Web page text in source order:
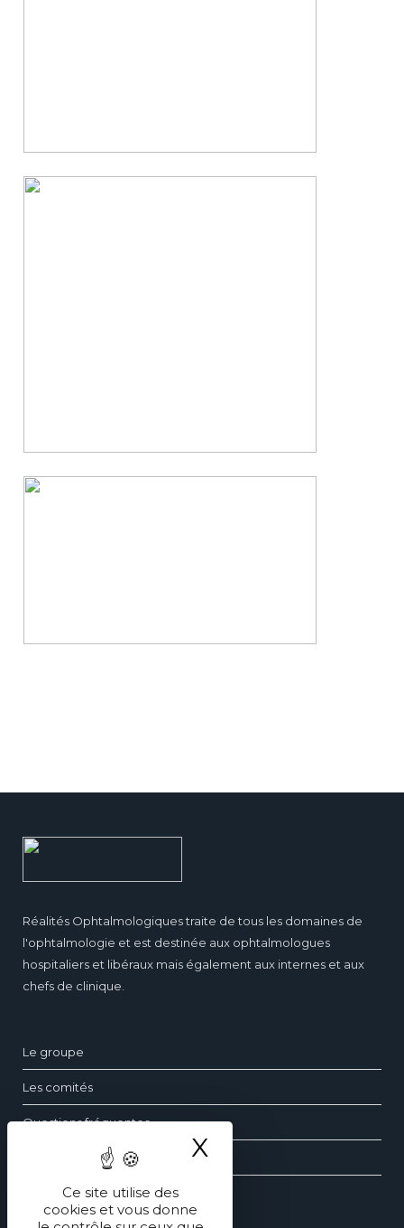
Ce site utilise des
cookies et vous donne
X Masquer le
Réalités Ophtalmologiques traite de tous les domaines de
l'ophtalmologie et est destinée aux ophtalmologues
hospitaliers et libéraux mais également aux internes et aux
chefs de clinique.
Le groupe
Les comités
Questions fréquentes
Les dossiers d’ophtalmologie